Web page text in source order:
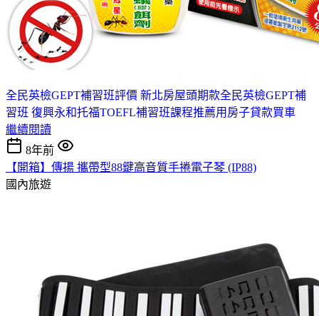
全民英檢GEPT補習班評價 新北房屋頭期款全民英檢GEPT補
習班 復興永和托福TOEFL補習班課程推薦用房子貸款買車
繼續閱讀
8年前
【開箱】傳揚 攜帶型88鍵高音質手捲電子琴 (IP88)
國內旅遊